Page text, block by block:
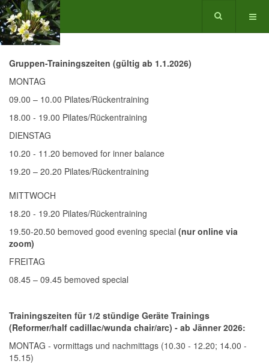
Gruppen-Trainingszeiten (gültig ab 1.1.2026)
MONTAG
09.00 – 10.00 Pilates/Rückentraining
18.00 - 19.00 Pilates/Rückentraining
DIENSTAG
10.20 - 11.20 bemoved for inner balance
19.20 – 20.20 Pilates/Rückentraining
MITTWOCH
18.20 - 19.20 Pilates/Rückentraining
19.50-20.50 bemoved good evening special (nur online via
zoom)
FREITAG
08.45 – 09.45 bemoved special
Trainingszeiten für 1/2 stündige Geräte Trainings
(Reformer/half cadillac/wunda chair/arc) - ab Jänner 2026:
MONTAG - vormittags und nachmittags (10.30 - 12.20; 14.00 -
15.15)